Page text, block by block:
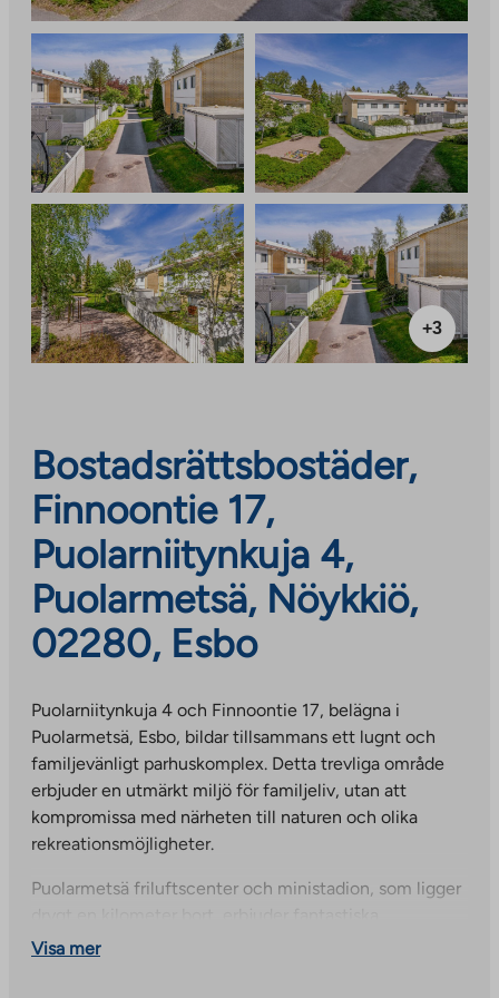
+3
Bostadsrättsbostäder,
Finnoontie 17,
Puolarniitynkuja 4,
Puolarmetsä, Nöykkiö,
02280, Esbo
Puolarniitynkuja 4 och Finnoontie 17, belägna i
Puolarmetsä, Esbo, bildar tillsammans ett lugnt och
familjevänligt parhuskomplex. Detta trevliga område
erbjuder en utmärkt miljö för familjeliv, utan att
kompromissa med närheten till naturen och olika
rekreationsmöjligheter.
Puolarmetsä friluftscenter och ministadion, som ligger
möjligheter till aktiv fritid: området inkluderar ett
Visa mer